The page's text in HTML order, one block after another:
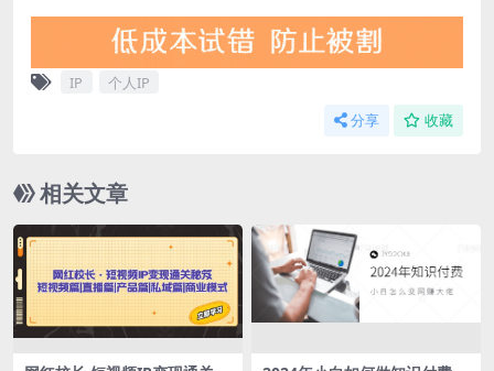
IP 个人IP
分享 收藏
相关文章